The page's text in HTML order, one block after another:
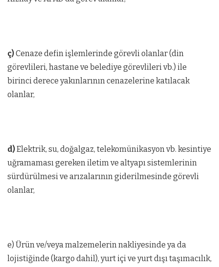
ç)Cenaze defin işlemlerinde görevli olanlar (din
görevlileri, hastane ve belediye görevlileri vb.) ile
birinci derece yakınlarının cenazelerine katılacak
olanlar,
d)Elektrik, su, doğalgaz, telekomünikasyon vb. kesintiye
uğramaması gereken iletim ve altyapı sistemlerinin
sürdürülmesi ve arızalarının giderilmesinde görevli
olanlar,
e) Ürün ve/veya malzemelerin nakliyesinde ya da
lojistiğinde (kargo dahil), yurt içi ve yurt dışı taşımacılık,